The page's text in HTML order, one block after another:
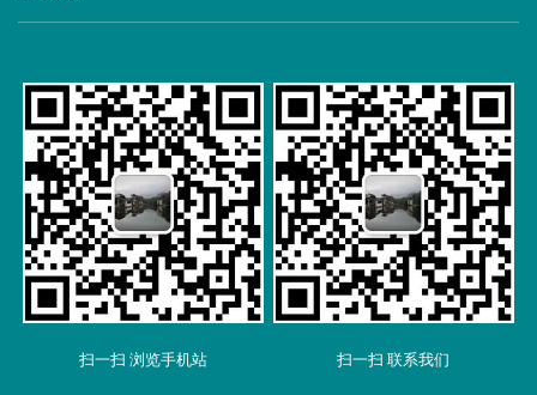
扫一扫 浏览手机站 扫一扫 联系我们